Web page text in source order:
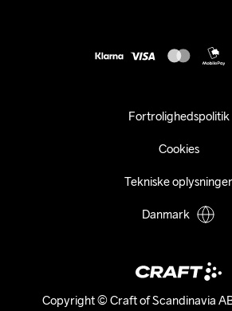
Copyright © Craft of Scandinavia
Fortrolighedspolitik
Cookies
Tekniske oplysninger
Danmark